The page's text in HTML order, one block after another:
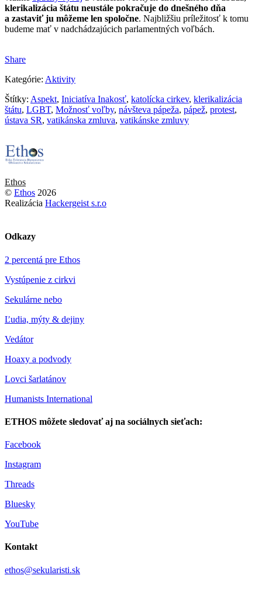
klerikalizácia štátu neustále pokračuje do dnešného dňa
a zastaviť ju môžeme len spoločne. Najbližšiu príležitosť k tomu
budeme mať v nadchádzajúcich parlamentných voľbách.
Share
Kategórie: Aktivity
Štítky: Aspekt, Iniciatíva Inakosť, katolícka cirkev, klerikalizácia
štátu, LGBT, Možnosť voľby, návšteva pápeža, pápež, protest,
ústava SR, vatikánska zmluva, vatikánske zmluvy
Ethos
© Ethos 2026
Realizácia Hackergeist s.r.o
Odkazy
2 percentá pre Ethos
Vystúpenie z cirkvi
Sekulárne nebo
Ľudia, mýty & dejiny
Vedátor
Hoaxy a podvody
Lovci šarlatánov
Humanists International
ETHOS môžete sledovať aj na sociálnych sieťach:
Facebook
Instagram
Threads
Bluesky
YouTube
Kontakt
ethos@sekularisti.sk